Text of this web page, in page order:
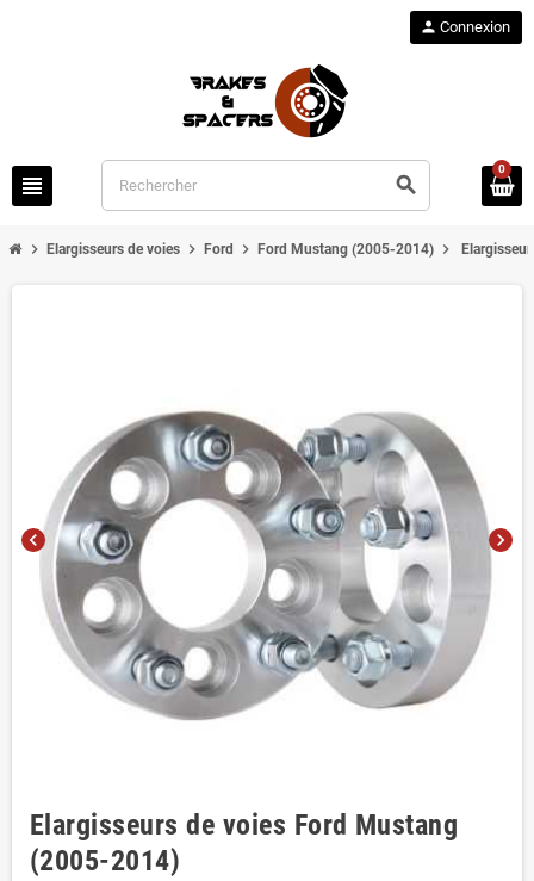
view_headline search
person Connexion
0
chevron_right Elargisseurs de voies chevron_right Ford chevron_right Ford Mustang (2005-2014) chevron_right
chevron_left chevron_right
Elargisseurs de voies Ford Mustang
(2005-2014)